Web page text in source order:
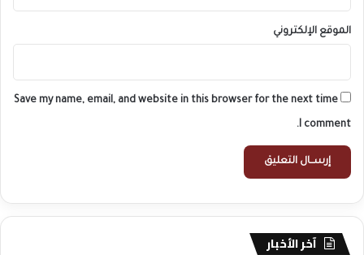
الموقع الإلكتروني
Save my name, email, and website in this browser for the next time
I comment.
آخر الأخبار